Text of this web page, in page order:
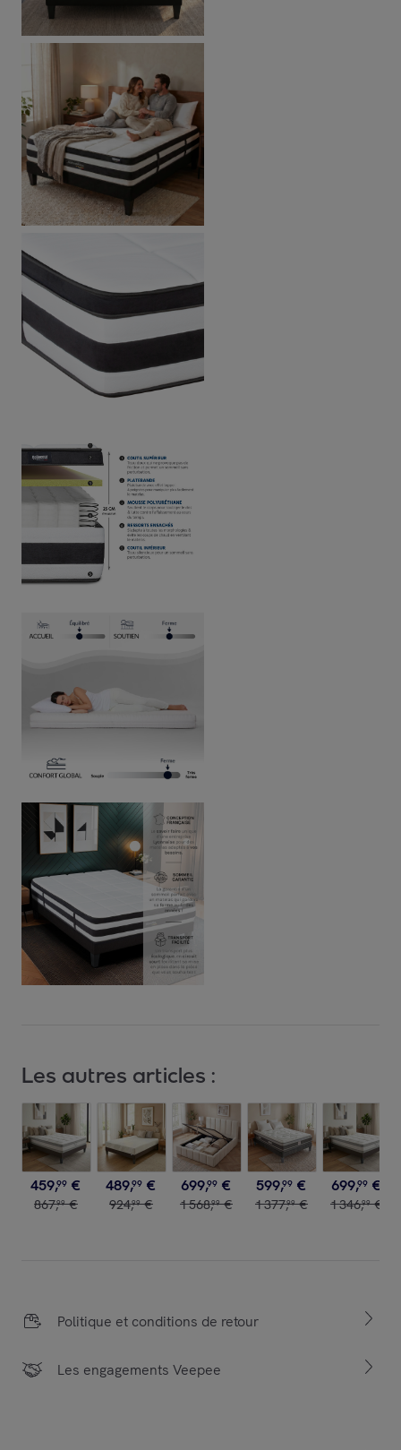
Les autres articles :
459,99 €
867,99 €
489,99 €
924,99 €
699,99 €
1568,99 €
599,99 €
1377,99 €
699,99 €
1346,99 €
Politique et conditions de retour
Les engagements Veepee